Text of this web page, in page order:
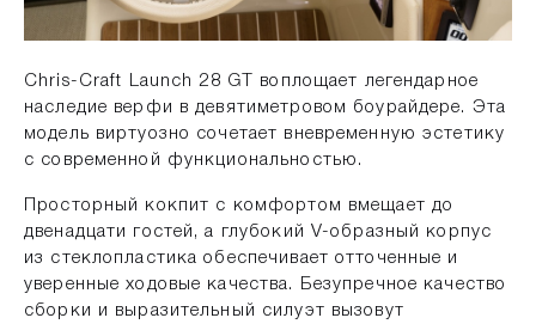
Chris-Craft Launch 28 GT воплощает легендарное
наследие верфи в девятиметровом боурайдере. Эта
модель виртуозно сочетает вневременную эстетику
с современной функциональностью.
Просторный кокпит с комфортом вмещает до
двенадцати гостей, а глубокий V-образный корпус
из стеклопластика обеспечивает отточенные и
уверенные ходовые качества. Безупречное качество
сборки и выразительный силуэт вызовут